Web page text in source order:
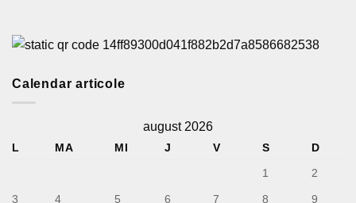
Calendar articole
august 2026
L MA MI J V S
D
1
2
3 4 5 6 7 8 9